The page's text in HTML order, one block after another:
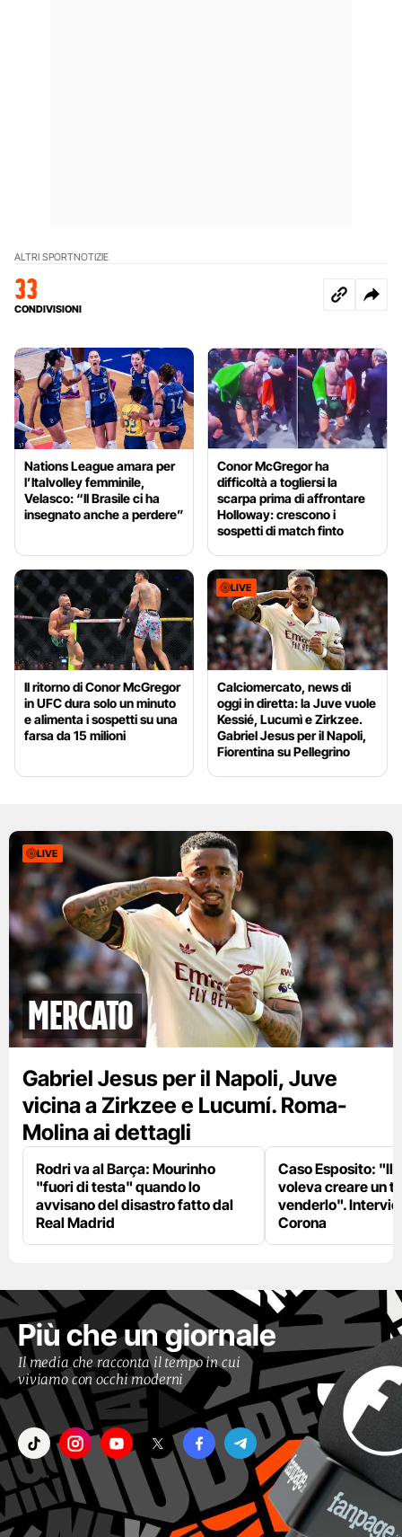
ALTRI SPORTNOTIZIE
33
CONDIVISIONI
Nations League amara per
l’Italvolley femminile,
Velasco: “Il Brasile ci ha
insegnato anche a perdere”
Conor McGregor ha
difficoltà a togliersi la
scarpa prima di affrontare
Holloway: crescono i
sospetti di match finto
Il ritorno di Conor McGregor
in UFC dura solo un minuto
e alimenta i sospetti su una
farsa da 15 milioni
LIVE
Calciomercato, news di
oggi in diretta: la Juve vuole
Kessié, Lucumì e Zirkzee.
Gabriel Jesus per il Napoli,
Fiorentina su Pellegrino
LIVE
mercato
Gabriel Jesus per il Napoli, Juve
vicina a Zirkzee e Lucumí. Roma-
Molina ai dettagli
Rodri va al Barça: Mourinho
"fuori di testa" quando lo
avvisano del disastro fatto dal
Real Madrid
Caso Esposito: "Il
voleva creare un
venderlo".
Corona
Più che un giornale
Il media che racconta il tempo in cui
viviamo con occhi moderni